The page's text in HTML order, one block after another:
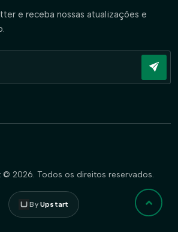
e receba nossas atualizações e
© 2026. Todos os direitos reservados.
ByUpstart